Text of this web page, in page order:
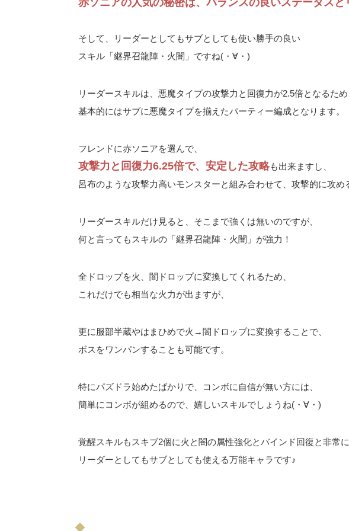
赤ソニアの人気の秘密は、バランスの良いステータスと
そして、リーダーとしてもサブとしても使い勝手の良い
スキル「継界召龍陣・火闇」ですね(・∀・)
リーダースキルは、悪魔タイプの攻撃力と回復力が2.5倍となるため
基本的にはサブに悪魔タイプを揃えたパーティー編成となります。
フレンドに赤ソニアを選んで、
攻撃力と回復力6.25倍で、安定した攻略も出来ますし、
呂布のような攻撃力高いモンスターと組み合わせて、攻撃的に攻め
リーダースキルだけ見ると、そこまで強くは無いのですが、
何と言ってもスキルの「継界召龍陣・火闇」が強力！
全ドロップを火、闇ドロップに変換してくれるため、
これだけでも相当な火力が出ますが、
更に服部半蔵やはまひめで火→闇ドロップに変換することで、
ボスをワンパンすることも可能です。
特にパズドラ始めたばかりで、コンボに自信が無い方には、
簡単にコンボが組めるので、嬉しいスキルでしょうね(・∀・)
覚醒スキルもスキブ2個に火と闇の属性強化とバインド回復と非常
リーダーとしてもサブとしても使える万能キャラです♪